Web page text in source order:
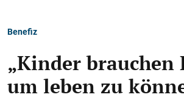
Benefiz
„Kinder brauchen
um leben zu